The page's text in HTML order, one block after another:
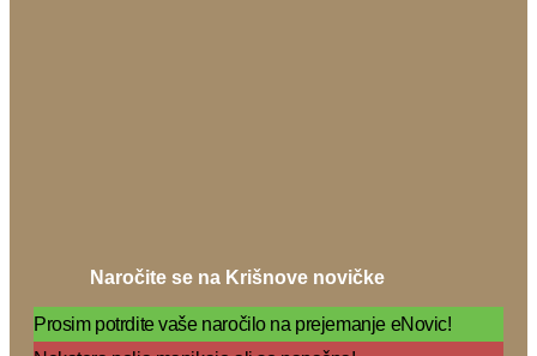
Naročite se na Krišnove novičke
Prosim potrdite vaše naročilo na prejemanje eNovic!